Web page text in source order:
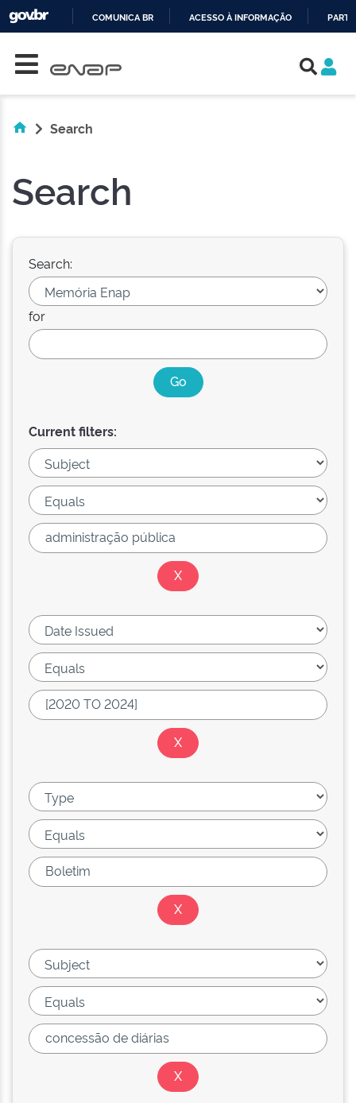
COMUNICA BR ACESSO À INFORMAÇÃO
Search
Search
Search:
for
Current filters: